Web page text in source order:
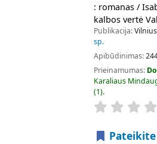
: romanas /
kalbos vertė
Publikacija:
sp.
Apibūdinimas:
Prieinamumas:
Karaliaus
(1).